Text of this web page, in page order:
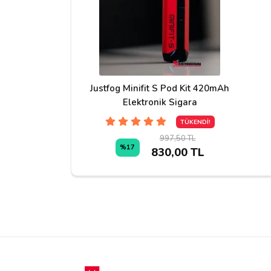
ne zaman gelecek?
Cevap:Merhaba ürünler yurtdışından
stoklara geldiğinde bildirim alabilirsiniz
şerif a***
Yorum Yapın
Justfog Minifit S Pod Kit 420mAh
Elektronik Sigara
TÜKENDİ!
%17
997,50 TL
830,00 TL